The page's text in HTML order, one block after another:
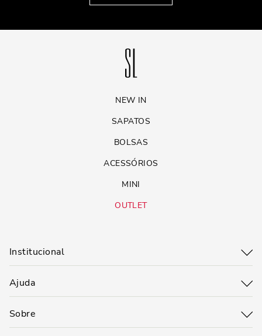
NEW IN
SAPATOS
BOLSAS
ACESSÓRIOS
MINI
OUTLET
Institucional
Ajuda
Sobre